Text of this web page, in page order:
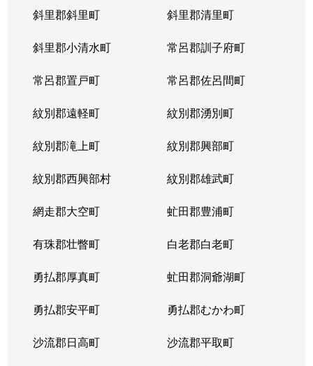
斜里郡斜里町 斜里郡清里町
斜里郡小清水町 常呂郡訓子府町
常呂郡置戸町 常呂郡佐呂間町
紋別郡遠軽町 紋別郡湧別町
紋別郡滝上町 紋別郡興部町
紋別郡西興部村 紋別郡雄武町
網走郡大空町 虻田郡豊浦町
有珠郡壮瞥町 白老郡白老町
勇払郡厚真町 虻田郡洞爺湖町
勇払郡安平町 勇払郡むかわ町
沙流郡日高町 沙流郡平取町